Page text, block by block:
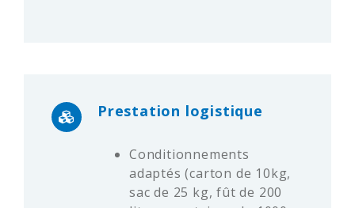
Prestation logistique
Conditionnements
adaptés (carton de 10kg,
sac de 25 kg, fût de 200